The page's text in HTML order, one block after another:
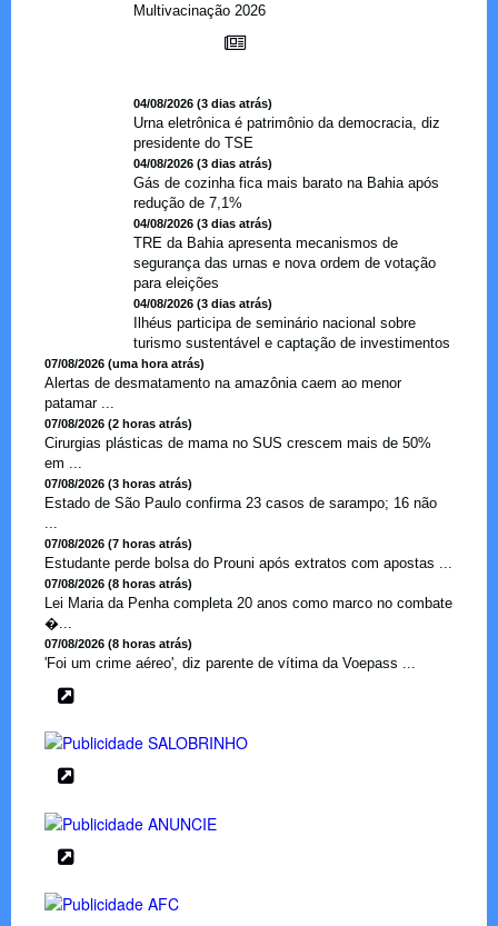
Multivacinação 2026
04/08/2026 (3 dias atrás)
Urna eletrônica é patrimônio da democracia, diz
presidente do TSE
04/08/2026 (3 dias atrás)
Gás de cozinha fica mais barato na Bahia após
redução de 7,1%
04/08/2026 (3 dias atrás)
TRE da Bahia apresenta mecanismos de
segurança das urnas e nova ordem de votação
para eleições
04/08/2026 (3 dias atrás)
Ilhéus participa de seminário nacional sobre
turismo sustentável e captação de investimentos
07/08/2026 (uma hora atrás)
Alertas de desmatamento na amazônia caem ao menor
patamar ...
07/08/2026 (2 horas atrás)
Cirurgias plásticas de mama no SUS crescem mais de 50%
em ...
07/08/2026 (3 horas atrás)
Estado de São Paulo confirma 23 casos de sarampo; 16 não
07/08/2026 (7 horas atrás)
Estudante perde bolsa do Prouni após extratos com apostas ...
07/08/2026 (8 horas atrás)
Lei Maria da Penha completa 20 anos como marco no combate
�...
07/08/2026 (8 horas atrás)
'Foi um crime aéreo', diz parente de vítima da Voepass ...